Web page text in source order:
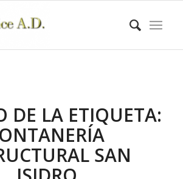
DE LA ETIQUETA:
SAN